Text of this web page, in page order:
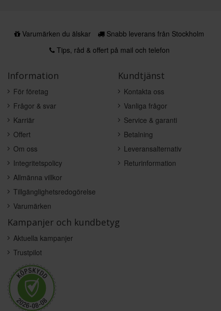
Varumärken du älskar
Snabb leverans från Stockholm
Tips, råd & offert på mail och telefon
Information
För företag
Frågor & svar
Karriär
Offert
Om oss
Integritetspolicy
Allmänna villkor
Tillgänglighetsredogörelse
Varumärken
Kundtjänst
Kontakta oss
Vanliga frågor
Service & garanti
Betalning
Leveransalternativ
Returinformation
Kampanjer och kundbetyg
Aktuella kampanjer
Trustpilot